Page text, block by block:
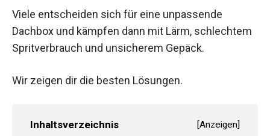
Viele entscheiden sich für eine unpassende
Dachbox und kämpfen dann mit Lärm, schlechtem
Spritverbrauch und unsicherem Gepäck.
Wir zeigen dir die besten Lösungen.
Inhaltsverzeichnis [Anzeigen]